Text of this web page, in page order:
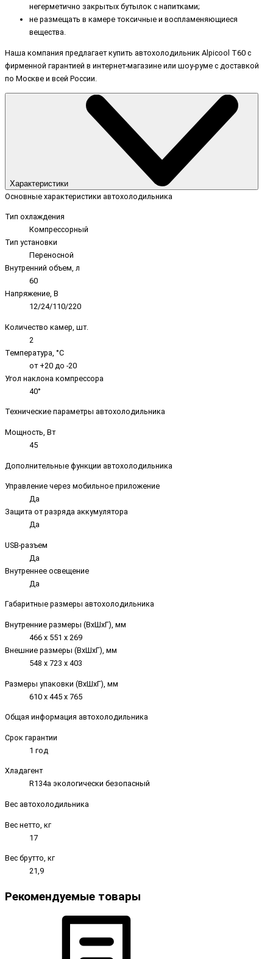
негерметично закрытых бутылок с напитками;
не размещать в камере токсичные и воспламеняющиеся
вещества.
Наша компания предлагает купить автохолодильник Alpicool T60 с
фирменной гарантией в интернет-магазине или шоу-руме с доставкой
по Москве и всей России.
Характеристики
Основные характеристики автохолодильника
Тип охлаждения
Компрессорный
Тип установки
Переносной
Внутренний объем, л
60
Напряжение, В
12/24/110/220
Количество камер, шт.
2
Температура, °C
от +20 до -20
Угол наклона компрессора
40°
Технические параметры автохолодильника
Мощность, Вт
45
Дополнительные функции автохолодильника
Управление через мобильное приложение
Да
Защита от разряда аккумулятора
Да
USB-разъем
Да
Внутреннее освещение
Да
Габаритные размеры автохолодильника
Внутренние размеры (ВxШxГ), мм
466 x 551 x 269
Внешние размеры (ВxШxГ), мм
548 x 723 x 403
Размеры упаковки (ВxШxГ), мм
610 x 445 x 765
Общая информация автохолодильника
Срок гарантии
1 год
Хладагент
R134a экологически безопасный
Вес автохолодильника
Вес нетто, кг
17
Вес брутто, кг
21,9
Рекомендуемые товары